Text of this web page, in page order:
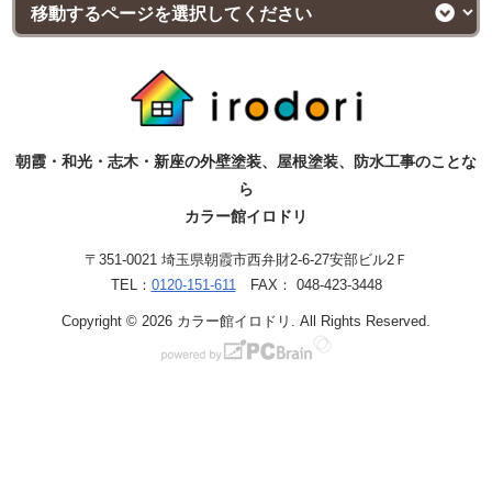
朝霞・和光・志木・新座の外壁塗装、屋根塗装、防水工事のことな
ら
カラー館イロドリ
〒351-0021 埼玉県朝霞市西弁財2-6-27安部ビル2Ｆ
TEL： 0120-151-611 FAX： 048-423-3448
Copyright © 2026 カラー館イロドリ. All Rights Reserved.